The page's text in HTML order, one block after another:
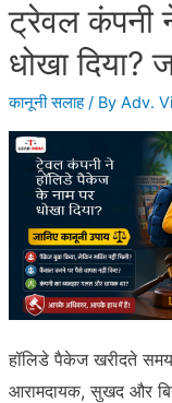
ने
फीस
वापस
नहीं
की?
जानिए
रिफंड
लेने
कानूनी
ट्रेवल कंपनी
धोखा दिया?
कानूनी सलाह/ By Adv.
हॉलिडे पैकेज खरीदते
आरामदायक, सुखद और